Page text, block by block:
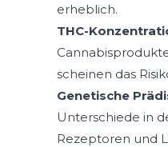
erheblich.
THC-
scheinen das
Genetische
Unterschiede in
Rezeptoren und